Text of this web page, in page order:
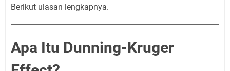
Berikut ulasan lengkapnya.
Apa Itu Dunning-Kruger